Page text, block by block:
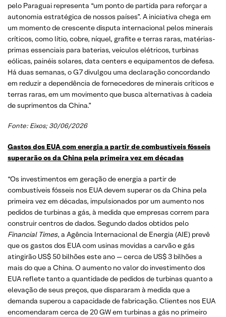
pelo Paraguai representa “um ponto de partida para reforçar a
autonomia estratégica de nossos países”. A iniciativa chega em
um momento de crescente disputa internacional pelos minerais
críticos, como lítio, cobre, níquel, grafite e terras raras, matérias-
primas essenciais para baterias, veículos elétricos, turbinas
eólicas, painéis solares, data centers e equipamentos de defesa.
Há duas semanas, o G7 divulgou uma declaração concordando
em reduzir a dependência de fornecedores de minerais críticos e
terras raras, em um movimento que busca alternativas à cadeia
de suprimentos da China.”
Fonte: Eixos; 30/06/2026
Gastos dos EUA com energia a partir de combustíveis fósseis
superarão os da China pela primeira vez em décadas
“Os investimentos em geração de energia a partir de
combustíveis fósseis nos EUA devem superar os da China pela
primeira vez em décadas, impulsionados por um aumento nos
pedidos de turbinas a gás, à medida que empresas correm para
construir centros de dados. Segundo dados obtidos pelo
Financial Times, a Agência Internacional de Energia (AIE) prevê
que os gastos dos EUA com usinas movidas a carvão e gás
atingirão US$ 50 bilhões este ano — cerca de US$ 3 bilhões a
mais do que a China. O aumento no valor do investimento dos
EUA reflete tanto a quantidade de pedidos de turbinas quanto a
elevação de seus preços, que dispararam à medida que a
demanda superou a capacidade de fabricação. Clientes nos EUA
encomendaram cerca de 20 GW em turbinas a gás no primeiro